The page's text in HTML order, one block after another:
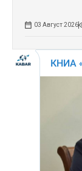
03 Август 2026